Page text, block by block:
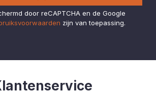
door reCAPTCHA en de Google
zijn van toepassing.